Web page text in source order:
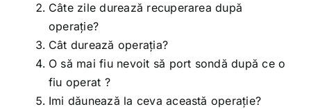
Câte zile durează recuperarea după
operaţie?
Cât durează operaţia?
O să mai fiu nevoit să port sondă după ce o
fiu operat ?
Imi dăunează la ceva această operaţie?